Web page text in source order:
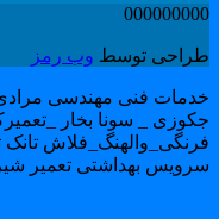
توسطوب رمز
فنی مهندسی
_ سونا بخار
تانک
بهداشتی تعمیر شیر